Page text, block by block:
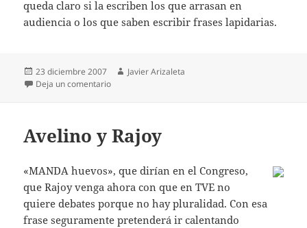
queda claro si la escriben los que arrasan en
audiencia o los que saben escribir frases lapidarias.
Publicado
el
23 diciembre 2007 Autor
Javier Arizaleta
Deja un comentarioen Frases lapidarias
Avelino y Rajoy
«MANDA huevos», que dirían en el Congreso,
que Rajoy venga ahora con que en TVE no
quiere debates porque no hay pluralidad. Con esa
frase seguramente pretenderá ir calentando